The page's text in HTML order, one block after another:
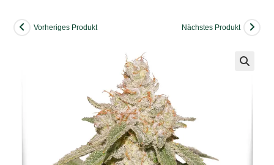
Vorheriges Produkt Nächstes Produkt